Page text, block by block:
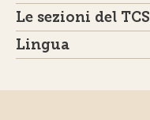
Le sezioni del TCS
Lingua